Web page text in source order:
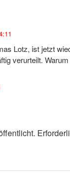
Lotz, ist jetzt
verurteilt.